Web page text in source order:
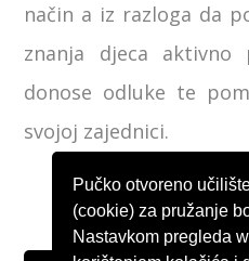
način a iz razloga da
znanja djeca aktivno
donose odluke te
svojoj zajednici.
Pučko otvoreno
(cookie) za pružanje
Nastavkom pregleda